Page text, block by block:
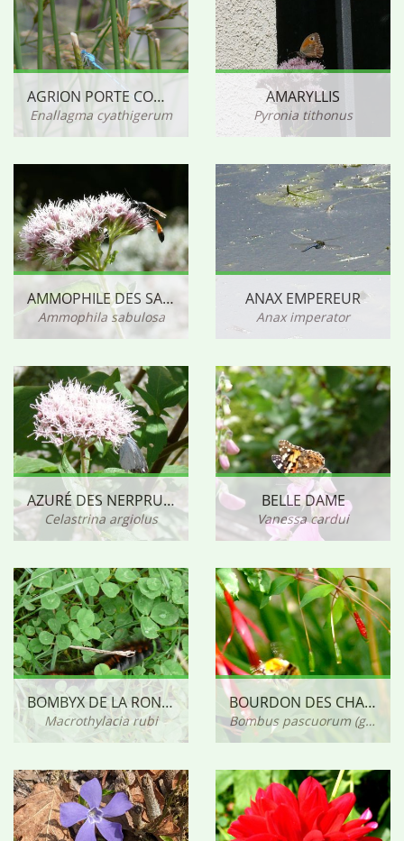
AGRION PORTE COUPE
Enallagma cyathigerum
AMARYLLIS
Pyronia tithonus
AMMOPHILE DES SABLES
Ammophila sabulosa
ANAX EMPEREUR
Anax imperator
AZURÉ DES NERPRUNS
Celastrina argiolus
BELLE DAME
Vanessa cardui
BOMBYX DE LA RONCE
Macrothylacia rubi
BOURDON DES CHAMPS (GROUPE)
Bombus pascuorum (groupe)